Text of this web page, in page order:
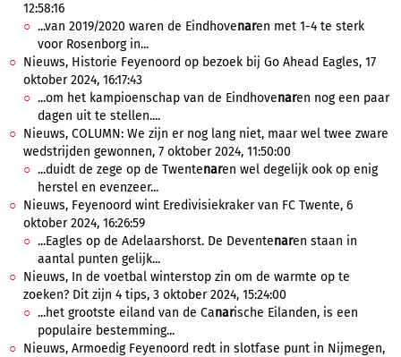
12:58:16
...van 2019/2020 waren de Eindhovenaren met 1-4 te sterk
voor Rosenborg in...
Nieuws, Historie Feyenoord op bezoek bij Go Ahead Eagles, 17
oktober 2024, 16:17:43
...om het kampioenschap van de Eindhovenaren nog een paar
dagen uit te stellen....
Nieuws, COLUMN: We zijn er nog lang niet, maar wel twee zware
wedstrijden gewonnen, 7 oktober 2024, 11:50:00
...duidt de zege op de Twentenaren wel degelijk ook op enig
herstel en evenzeer...
Nieuws, Feyenoord wint Eredivisiekraker van FC Twente, 6
oktober 2024, 16:26:59
...Eagles op de Adelaarshorst. De Deventenaren staan in
aantal punten gelijk...
Nieuws, In de voetbal winterstop zin om de warmte op te
zoeken? Dit zijn 4 tips, 3 oktober 2024, 15:24:00
...het grootste eiland van de Canarische Eilanden, is een
populaire bestemming...
Nieuws, Armoedig Feyenoord redt in slotfase punt in Nijmegen,